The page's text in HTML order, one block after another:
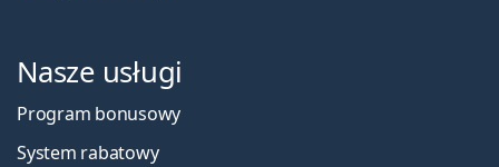
Nasze usługi
Program bonusowy
System rabatowy